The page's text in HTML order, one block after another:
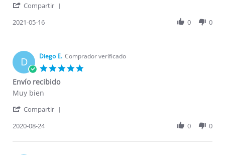
Carlos
on
May
2021
No
recibido
whopper
plopper
Compartir
Carlos
on
16
May
2021-05-16 0 0
D Diego E. Comprador verificado
Envío recibido
Review
Diego
on
Aug
2020
review
Envío
Muy bien
Compartir
Diego
2020-08-24 0 0